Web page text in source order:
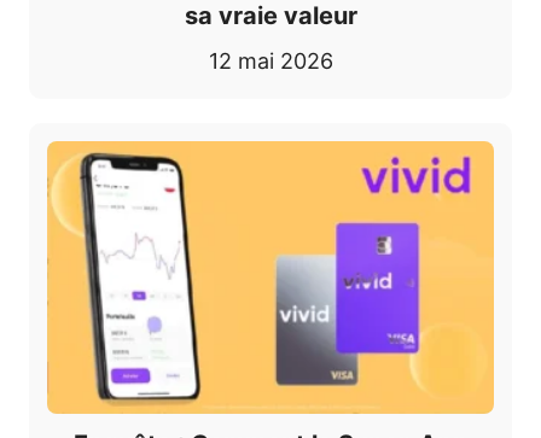
sa vraie valeur
12 mai 2026